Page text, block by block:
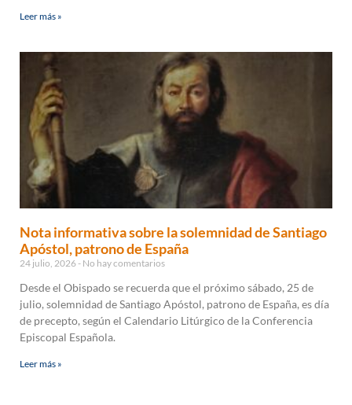
Leer más »
Nota informativa sobre la solemnidad de Santiago
Apóstol, patrono de España
24 julio, 2026 No hay comentarios
Desde el Obispado se recuerda que el próximo sábado, 25 de
julio, solemnidad de Santiago Apóstol, patrono de España, es día
de precepto, según el Calendario Litúrgico de la Conferencia
Episcopal Española.
Leer más »